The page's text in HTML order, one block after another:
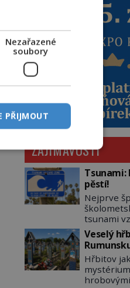
ZAJÍMAVOSTI
Tsunami:
pěstí!
Nejprve
tsunami
(přístav) a
Jedná se
která je
takřka
Ačkoli je
Veselý
pohřební
nouzí?
Hřbitov
Nezařazené
soubory
PŘIJMOUT